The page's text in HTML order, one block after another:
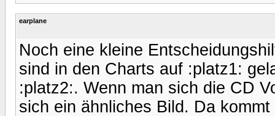
earplane
Noch eine kleine
sind in den Charts auf :platz1:
:platz2:. Wenn man sich die CD
sich ein ähnliches Bild. Da